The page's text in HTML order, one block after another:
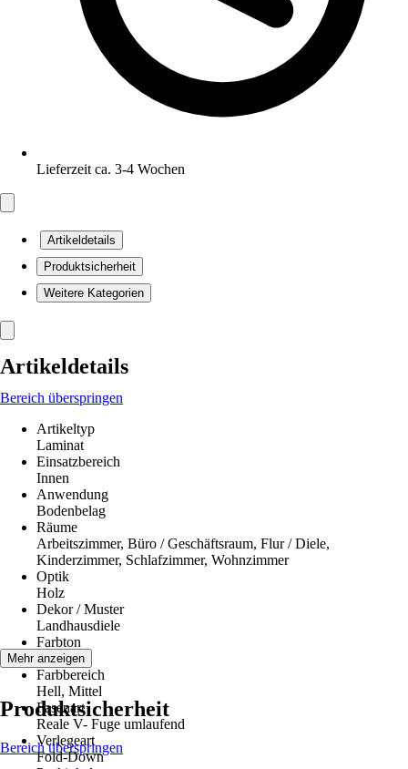
Lieferzeit ca. 3-4 Wochen
Artikeldetails
Produktsicherheit
Weitere Kategorien
Artikeldetails
Bereich überspringen
Artikeltyp
Laminat
Einsatzbereich
Innen
Anwendung
Bodenbelag
Räume
Arbeitszimmer, Büro / Geschäftsraum, Flur / Diele,
Kinderzimmer, Schlafzimmer, Wohnzimmer
Optik
Holz
Dekor / Muster
Landhausdiele
Farbton
Eiche
Farbbereich
Hell, Mittel
Fasenart
Reale V- Fuge umlaufend
Verlegeart
Fold-Down
Mehr anzeigen
Produktsicherheit
Bereich überspringen